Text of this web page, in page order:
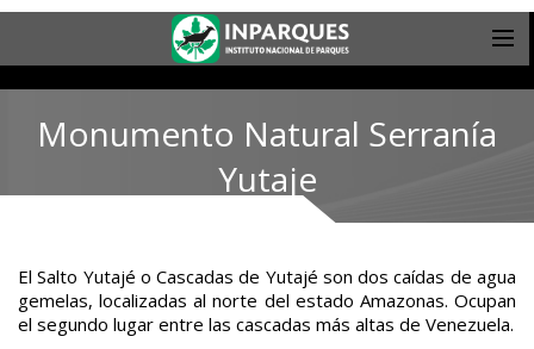
Monumento Natural Serranía
Yutaje
El Salto Yutajé o Cascadas de Yutajé son dos caídas de agua
gemelas, localizadas al norte del estado Amazonas. Ocupan
el segundo lugar entre las cascadas más altas de Venezuela.